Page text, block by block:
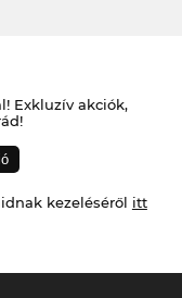
Exkluzív akciók,
kezeléséről itt